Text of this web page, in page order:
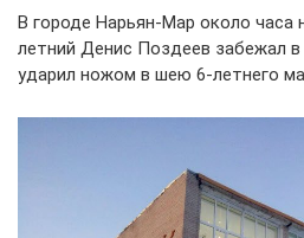
В городе Нарьян-Мар около часа
летний Денис Поздеев забежал в
ударил ножом в шею 6-летнего